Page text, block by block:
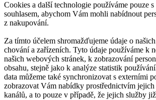
Cookies a další technologie používáme pouze
souhlasem, abychom Vám mohli nabídnout
z nakupování.
Za tímto účelem shromažďujeme údaje o
chování a zařízeních. Tyto údaje používáme k
našich webových stránek, k zobrazování
obsahu, stejně jako k analýze statistik
data můžeme také synchronizovat s externími
zobrazovat Vám nabídky prostřednictvím
kanálů, a to pouze v případě, že jejich služby